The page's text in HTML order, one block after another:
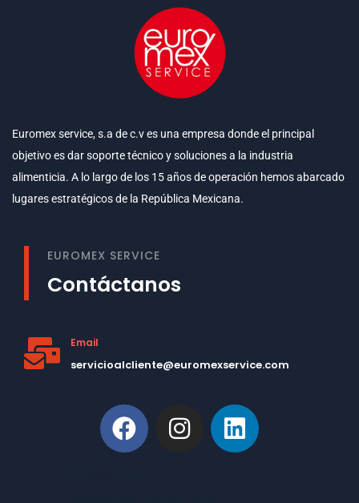
Euromex service, s.a de c.v es una empresa donde el principal
objetivo es dar soporte técnico y soluciones a la industria
alimenticia. A lo largo de los 15 años de operación hemos abarcado
lugares estratégicos de la República Mexicana.
EUROMEX SERVICE
Contáctanos
Email
servicioalcliente@euromexservice.com